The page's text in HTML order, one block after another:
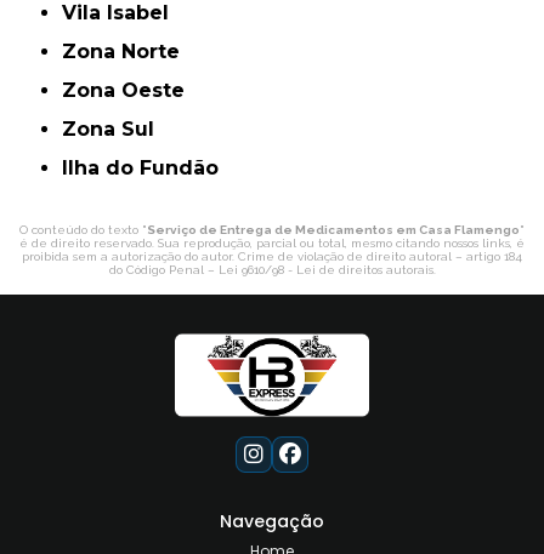
Vila Isabel
Zona Norte
Zona Oeste
Zona Sul
ilha do Fundão
O conteúdo do texto "Serviço de Entrega de Medicamentos em Casa Flamengo"
é de direito reservado. Sua reprodução, parcial ou total, mesmo citando nossos links, é
proibida sem a autorização do autor. Crime de violação de direito autoral – artigo 184
do Código Penal – Lei 9610/98 - Lei de direitos autorais.
Navegação